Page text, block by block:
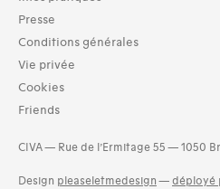
Presse
Conditions générales
Vie privée
Cookies
Friends
CIVA — Rue de l’Ermitage 55 — 1050
Design pleaseletmedesign — déployé